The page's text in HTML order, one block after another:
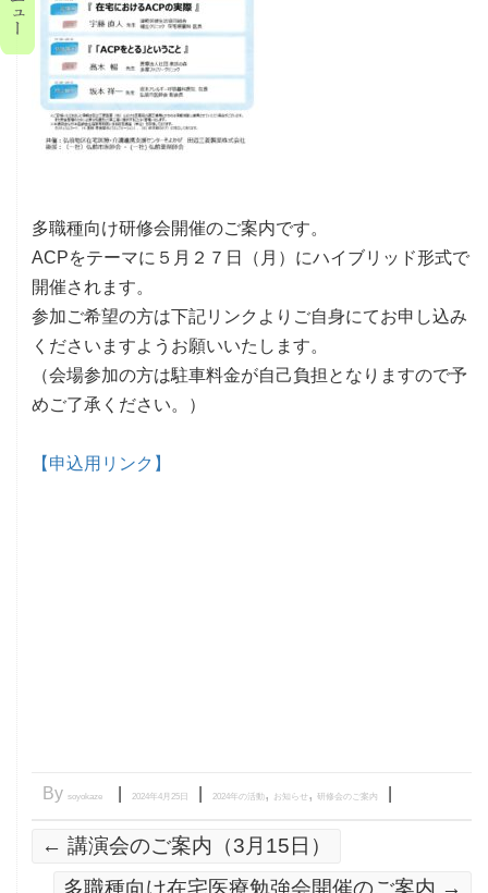
n
o
n
多職種向け研修会開催のご案内です。
ACPをテーマに５月２７日（月）にハイブリッド形式で
開催されます。
参加ご希望の方は下記リンクよりご自身にてお申し込み
くださいますようお願いいたします。
（会場参加の方は駐車料金が自己負担となりますので予
めご了承ください。）
【申込用リンク】
By soyokaze 2024年4月25日 2024年の活動, お知らせ , 研修会のご案内
← 講演会のご案内（3月15日）
多職種向け在宅医療勉強会開催のご案内 →